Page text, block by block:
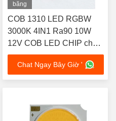
băng
hình
COB 1310 LED RGBW
3000K 4IN1 Ra90 10W
12V COB LED CHIP cho
đèn sân khấu
Chat Ngay Bây Giờ '